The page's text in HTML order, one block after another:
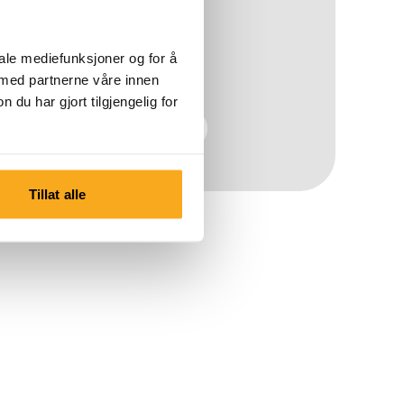
mediefunksjoner og for å
partnerne våre innen
du har gjort tilgjengelig for
Tillat alle